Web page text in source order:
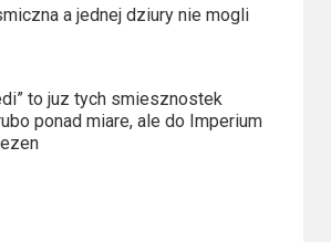
a jednej dziury nie mogli
to juz tych smiesznostek
ponad miare, ale do Imperium